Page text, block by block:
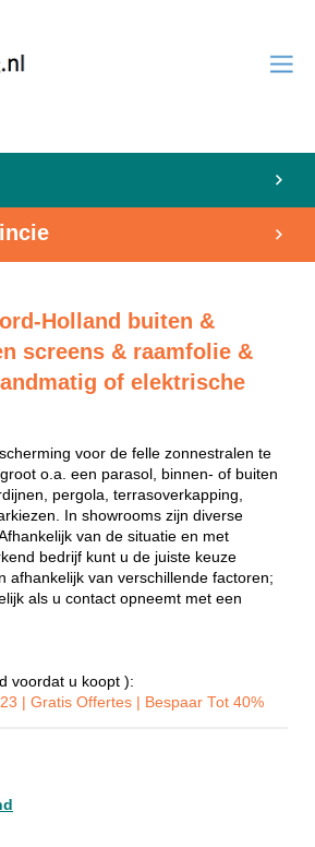
Holland buiten &
screens & raamfolie &
of elektrische
voor de felle zonnestralen te
o.a. een parasol, binnen- of buiten
pergola, terrasoverkapping,
In showrooms zijn diverse
van de situatie en met
bedrijf kunt u de juiste keuze
afhankelijk van verschillende factoren;
als u contact opneemt met een
voordat u koopt ):
| Gratis Offertes | Bespaar Tot 40%‎